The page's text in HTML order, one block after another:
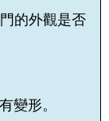
的外觀是否
變形。